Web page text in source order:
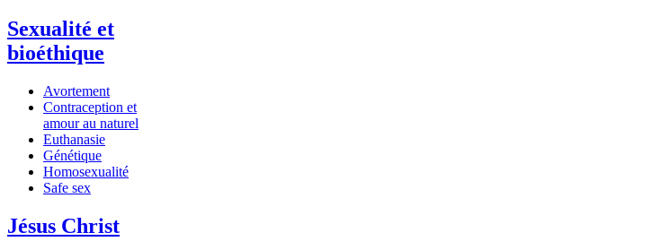
Sexualité et
bioéthique
Avortement
Contraception et
amour au naturel
Euthanasie
Génétique
Homosexualité
Safe sex
Jésus Christ